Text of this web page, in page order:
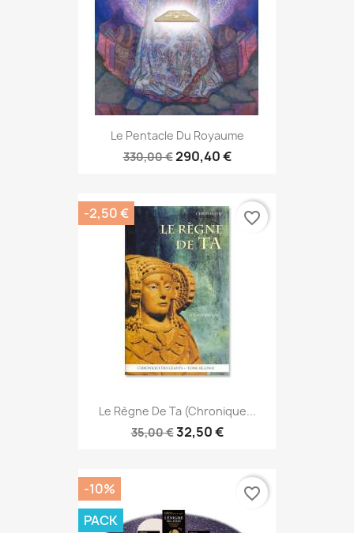
Le Pentacle Du Royaume
330,00 €290,40 €
Le Règne De Ta (Chronique...
35,00 €32,50 €
-2,50 € favorite_border
-10%
PACK
favorite_border